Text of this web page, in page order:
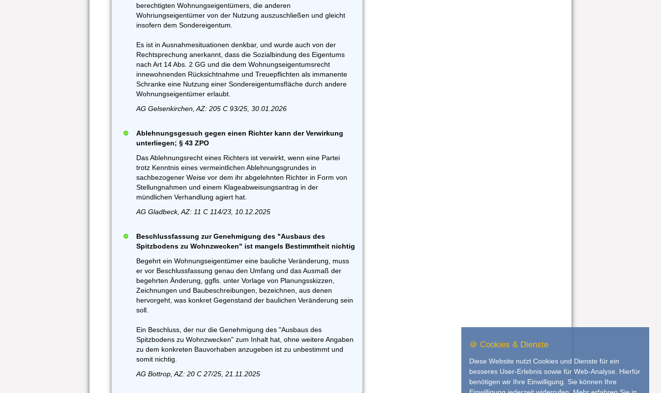
berechtigten Wohnungseigentümers, die anderen
Wohriungseigentümer von der Nutzung auszuschließen und gleicht
insofern dem Sondereigentum.
Es ist in Ausnahmesituationen denkbar, und wurde auch von der
Rechtsprechung anerkannt, dass die Sozialbindung des Eigentums
nach Art 14 Abs. 2 GG und die dem Wohnungseigentumsrecht
innewohnenden Rücksichtnahme und Treuepflichten als immanente
Schranke eine Nutzung einer SondereigentumsfIäche durch andere
Wohnungseigentümer erlaubt.
AG Gelsenkirchen, AZ: 205 C 93/25, 30.01.2026
Ablehnungsgesuch gegen einen Richter kann der Verwirkung
unterliegen; § 43 ZPO
Das Ablehnungsrecht eines Richters ist verwirkt, wenn eine Partei
trotz Kenntnis eines vermeintlichen Ablehnungsgrundes in
sachbezogener Weise vor dem ihr abgelehnten Richter in Form von
Stellungnahmen und einem Klageabweisungsantrag in der
mündlichen Verhandlung agiert hat.
AG Gladbeck, AZ: 11 C 114/23, 10.12.2025
Beschlussfassung zur Genehmigung des "Ausbaus des
Spitzbodens zu Wohnzwecken" ist mangels Bestimmtheit nichtig
Begehrt ein Wohnungseigentümer eine bauliche Veränderung, muss
er vor Beschlussfassung genau den Umfang und das Ausmaß der
begehrten Änderung, ggfls. unter Vorlage von Planungsskizzen,
Zeichnungen und Baubeschreibungen, bezeichnen, aus denen
hervorgeht, was konkret Gegenstand der baulichen Veränderung sein
soll.
Ein Beschluss, der nur die Genehmigung des "Ausbaus des
Spitzbodens zu Wohnzwecken" zum Inhalt hat, ohne weitere Angaben
zu dem konkreten Bauvorhaben anzugeben ist zu unbestimmt und
somit nichtig.
AG Bottrop, AZ: 20 C 27/25, 21.11.2025
🍪 Cookies & Dienste
Diese Website nutzt Cookies und Dienste für ein
besseres User-Erlebnis sowie für Web-Analyse. Hierfür
benötigen wir Ihre Einwilligung. Sie können Ihre